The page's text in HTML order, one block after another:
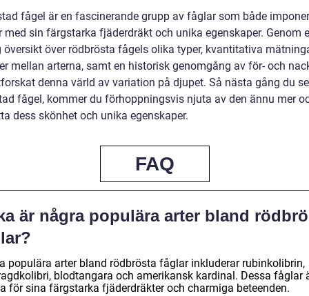
fågel är en fascinerande grupp av fåglar som både
med sin färgstarka fjäderdräkt och unika egenskaper. Genom
översikt över rödbrösta fågels olika typer, kvantitativa
mellan arterna, samt en historisk genomgång av för- och
denna värld av variation på djupet. Så nästa gång du
fågel, kommer du förhoppningsvis njuta av den ännu mer
dess skönhet och unika egenskaper.
FAQ
är några populära arter bland
populära arter bland rödbrösta fåglar inkluderar rubinkolibrin,
blodtangara och amerikansk kardinal. Dessa fåglar
för sina färgstarka fjäderdräkter och charmiga beteenden.